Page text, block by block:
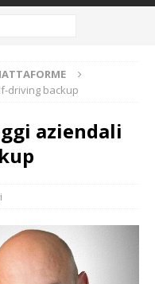
driving backup
aziendali